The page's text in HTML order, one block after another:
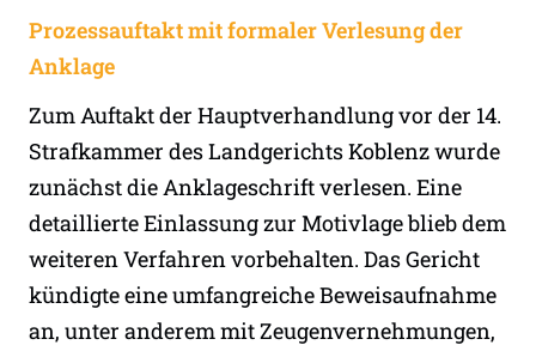
Prozessauftakt mit formaler Verlesung der
Anklage
Zum Auftakt der Hauptverhandlung vor der 14.
Strafkammer des Landgerichts Koblenz wurde
zunächst die Anklageschrift verlesen. Eine
detaillierte Einlassung zur Motivlage blieb dem
weiteren Verfahren vorbehalten. Das Gericht
kündigte eine umfangreiche Beweisaufnahme
an, unter anderem mit Zeugenvernehmungen,